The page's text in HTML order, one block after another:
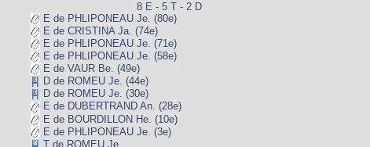
8 E - 5 T - 2 D
E de PHLIPONEAU Je. (80e)
E de CRISTINA Ja. (74e)
E de PHLIPONEAU Je. (71e)
E de PHLIPONEAU Je. (58e)
E de VAUR Be. (49e)
D de ROMEU Je. (44e)
D de ROMEU Je. (30e)
E de DUBERTRAND An. (28e)
E de BOURDILLON He. (10e)
E de PHLIPONEAU Je. (3e)
T de ROMEU Je.